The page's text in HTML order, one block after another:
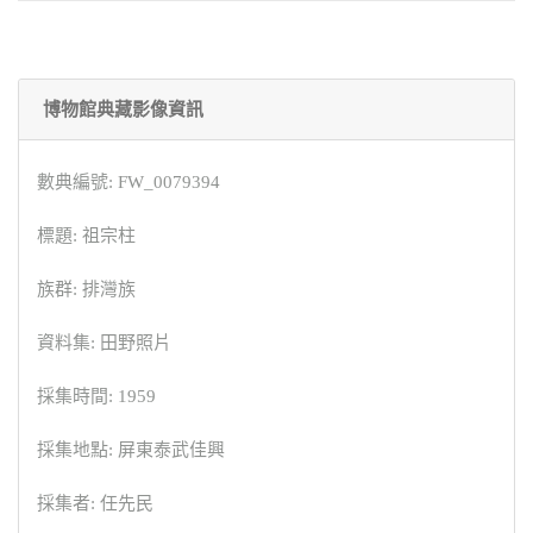
博物館典藏影像資訊
數典編號: FW_0079394
標題: 祖宗柱
族群: 排灣族
資料集: 田野照片
採集時間: 1959
採集地點: 屏東泰武佳興
採集者: 任先民